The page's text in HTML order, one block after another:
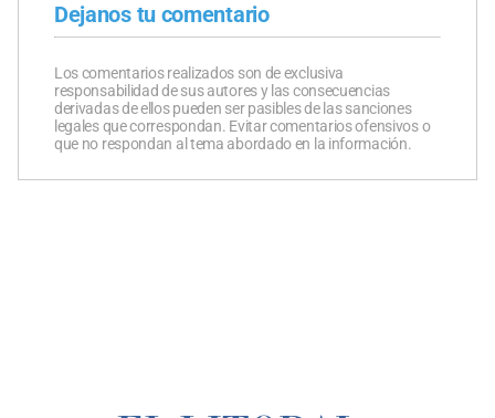
Dejanos tu comentario
Los comentarios realizados son de exclusiva
responsabilidad de sus autores y las consecuencias
derivadas de ellos pueden ser pasibles de las sanciones
legales que correspondan. Evitar comentarios ofensivos o
que no respondan al tema abordado en la información.